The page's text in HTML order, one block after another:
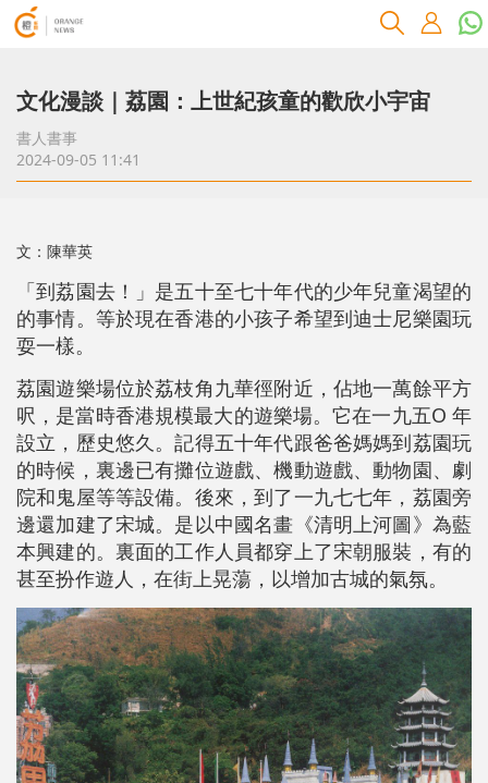
文化漫談｜荔園：上世紀孩童的歡欣小宇宙
書人書事
2024-09-05 11:41
文：陳華英
「到荔園去！」是五十至七十年代的少年兒童渴望的
的事情。等於現在香港的小孩子希望到迪士尼樂園玩
耍一樣。
荔園遊樂場位於荔枝角九華徑附近，佔地一萬餘平方
呎，是當時香港規模最大的遊樂場。它在一九五O 年
設立，歷史悠久。記得五十年代跟爸爸媽媽到荔園玩
的時候，裏邊已有攤位遊戲、機動遊戲、動物園、劇
院和鬼屋等等設備。後來，到了一九七七年，荔園旁
邊還加建了宋城。是以中國名畫《清明上河圖》為藍
本興建的。裏面的工作人員都穿上了宋朝服裝，有的
甚至扮作遊人，在街上晃蕩， 以增加古城的氣氛。